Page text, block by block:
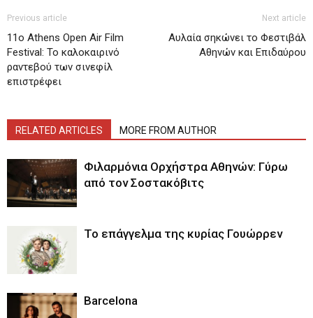
Previous article
11ο Athens Open Air Film
Festival: To καλοκαιρινό
ραντεβού των σινεφίλ
επιστρέφει
Next article
Αυλαία σηκώνει το Φεστιβάλ
Αθηνών και Επιδαύρου
RELATED ARTICLES MORE FROM AUTHOR
Φιλαρμόνια Ορχήστρα Αθηνών: Γύρω
από τον Σοστακόβιτς
Το επάγγελμα της κυρίας Γουώρρεν
Barcelona